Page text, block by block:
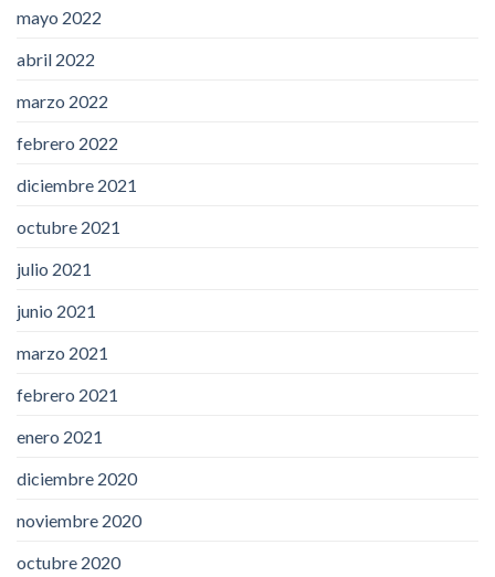
mayo 2022
abril 2022
marzo 2022
febrero 2022
diciembre 2021
octubre 2021
julio 2021
junio 2021
marzo 2021
febrero 2021
enero 2021
diciembre 2020
noviembre 2020
octubre 2020